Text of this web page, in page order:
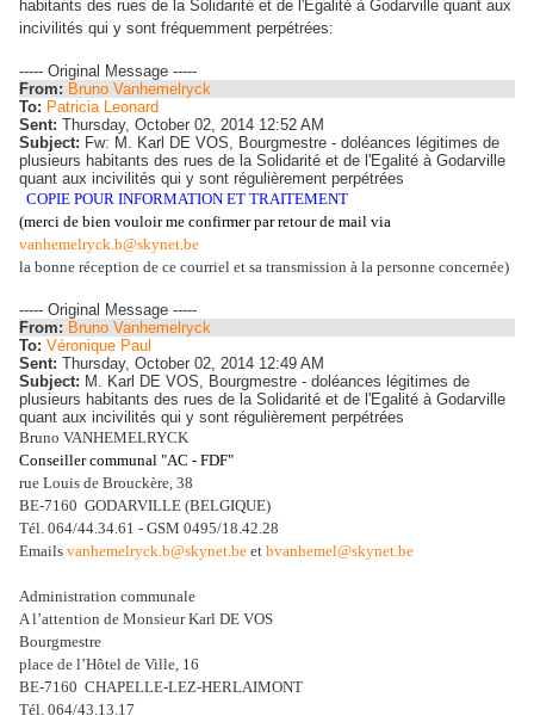
habitants des rues de la Solidarité et de l'Egalité à Godarville quant aux
incivilités qui y sont fréquemment perpétrées:
----- Original Message -----
From: Bruno Vanhemelryck
To: Patricia Leonard
Sent: Thursday, October 02, 2014 12:52 AM
Subject: Fw: M. Karl DE VOS, Bourgmestre - doléances légitimes de
plusieurs habitants des rues de la Solidarité et de l'Egalité à Godarville
quant aux incivilités qui y sont régulièrement perpétrées
COPIE POUR INFORMATION ET TRAITEMENT
(merci de bien vouloir me confirmerpar retour de mail via
vanhemelryck.b@skynet.be
la bonne réception de ce courriel et sa transmission à la personne concernée)
----- Original Message -----
From: Bruno Vanhemelryck
To: Véronique Paul
Sent: Thursday, October 02, 2014 12:49 AM
Subject: M. Karl DE VOS, Bourgmestre - doléances légitimes de
plusieurs habitants des rues de la Solidarité et de l'Egalité à Godarville
quant aux incivilités qui y sont régulièrement perpétrées
Bruno VANHEMELRYCK
Conseiller communal "AC - FDF"
rue Louis de Brouckère, 38
BE-7160 GODARVILLE (BELGIQUE)
Tél. 064/44.34.61 - GSM 0495/18.42.28
Emails vanhemelryck.b@skynet.be et bvanhemel@skynet.be
Administration communale
A l’attention de Monsieur Karl DE VOS
Bourgmestre
place de l’Hôtel de Ville, 16
BE‑7160 CHAPELLE‑LEZ‑HERLAIMONT
Tél. 064/43.13.17